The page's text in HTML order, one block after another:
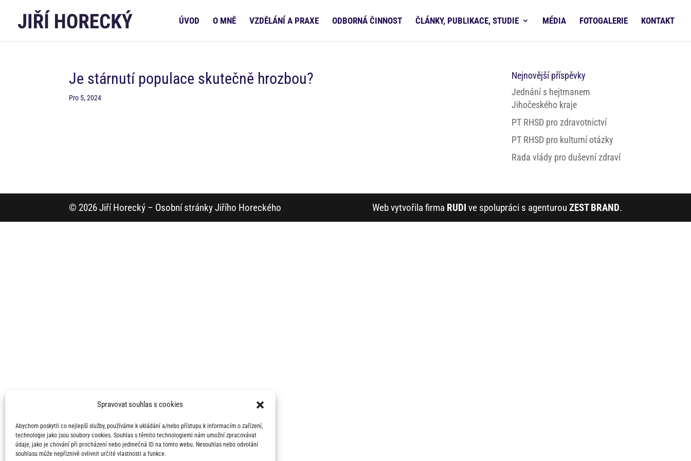
Spravovat souhlas s cookies
Abychom poskytli co nejlepší služby, používáme k ukládání a/nebo přístupu k informacím o zařízení,
technologie jako jsou soubory cookies. Souhlas s těmito technologiemi nám umožní zpracovávat
údaje, jako je chování při procházení nebo jedinečná ID na tomto webu. Nesouhlas nebo odvolání
souhlasu může nepříznivě ovlivnit určité vlastnosti a funkce.
ÚVOD O MNĚ VZDĚLÁNÍ A PRAXE ODBORNÁ ČINNOST ČLÁNKY, PUBLIKACE, STUDIE MÉDIA FOTOGALERIE KONTAKT
Je stárnutí populace skutečně hrozbou?
Pro 5, 2024
Nejnovější příspěvky
Jednání s hejtmanem
Jihočeského kraje
PT RHSD pro zdravotnictví
PT RHSD pro kulturní otázky
Rada vlády pro duševní zdraví
© 2026 Jiří Horecký – Osobní stránky Jiřího Horeckého Web vytvořila firma RUDI ve spolupráci s agenturou ZEST BRAND.